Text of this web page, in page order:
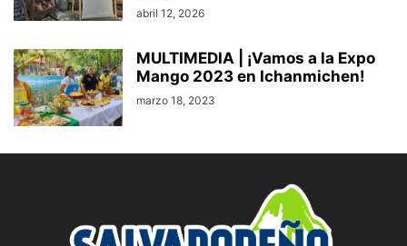
abril 12, 2026
MULTIMEDIA | ¡Vamos a la Expo
Mango 2023 en Ichanmichen!
marzo 18, 2023